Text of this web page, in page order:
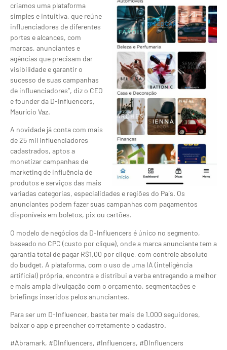
criamos uma plataforma
simples e intuitiva, que reúne
influenciadores de diferentes
portes e alcances, com
marcas, anunciantes e
agências que precisam dar
visibilidade e garantir o
sucesso de suas campanhas
de influenciadores”, diz o CEO
e founder da D-Influencers,
Maurício Vaz.
A novidade já conta com mais
de 25 mil influenciadores
cadastrados, aptos a
monetizar campanhas de
marketing de influência de
produtos e serviços das mais
variadas categorias, especialidades e regiões do País. Os
anunciantes podem fazer suas campanhas com pagamentos
disponíveis em boletos, pix ou cartões.
O modelo de negócios da D-Influencers é único no segmento,
baseado no CPC (custo por clique), onde a marca anunciante tem a
garantia total de pagar R$1,00 por clique, com controle absoluto
do budget. A plataforma, com o uso de uma IA (inteligência
artificial) própria, encontra e distribui a verba entregando a melhor
e mais ampla divulgação com o orçamento, segmentações e
briefings inseridos pelos anunciantes.
Para ser um D-Influencer, basta ter mais de 1.000 seguidores,
baixar o app e preencher corretamente o cadastro.
#Abramark, #DInfluencers, #Influencers, #DInfluencers